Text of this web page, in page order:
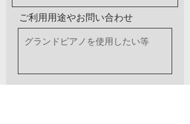
ご利用用途やお問い合わせ